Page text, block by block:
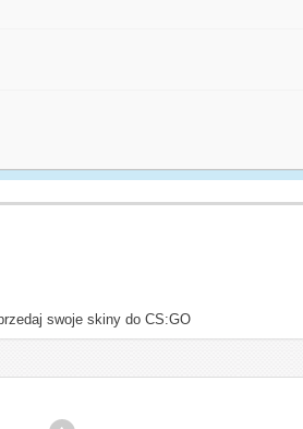
swoje skiny do CS:GO